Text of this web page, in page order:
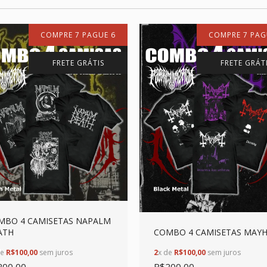
COMPRE 7 PAGUE 6
FRETE GRÁTIS
4 CAMISETAS NAPALM
R$100,00 sem juros
COMPRE 7
FRETE
COMBO 4 CAMISETAS
2x de R$100,00 sem juros